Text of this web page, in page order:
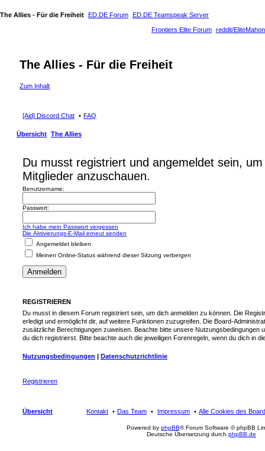
The Allies - Für die Freiheit ED.DE Forum ED.DE Teamspeak Server
reddit/EliteMahon
Frontiers Elite Forum
The Allies - Für die Freiheit
Zum Inhalt
[Aid] Discord Chat FAQ
Übersicht The Allies
Du musst registriert und angemeldet sein,
Mitglieder anzuschauen.
Benutzername:
Passwort:
Ich habe mein Passwort vergessen
Die Aktivierungs-E-Mail erneut senden
Angemeldet bleiben
Meinen Online-Status während dieser Sitzung verbergen
REGISTRIEREN
Du musst in diesem Forum registriert sein, um dich anmelden zu können. Die
erledigt und ermöglicht dir, auf weitere Funktionen zuzugreifen. Die Board-
zusätzliche Berechtigungen zuweisen. Beachte bitte unsere Nutzungsbedingungen
du dich registrierst. Bitte beachte auch die jeweiligen Forenregeln, wenn du dich in
Nutzungsbedingungen | Datenschutzrichtlinie
Registrieren
Übersicht Alle Cookies des
Impressum
Das Team
Kontakt
Powered by phpBB® Forum Software © phpBB
Deutsche Übersetzung durch phpBB.de